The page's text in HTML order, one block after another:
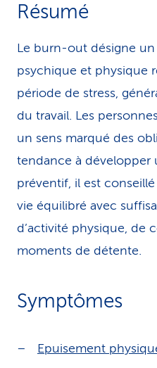
Résumé
Le burn-out désigne un
psychique et physique
période de stress,
du travail. Les
un sens marqué des
tendance à
préventif, il est
vie équilibré avec
d’activité physique, de
moments de détente.
Symptômes
Epuisement